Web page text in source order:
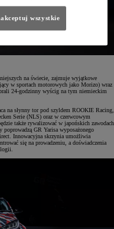
na świecie, zajmuje wyjątkowe
w sportach motorowych jako Morizo) wraz
24-godzinny wyścig na tym niemieckim
na słynny tor pod szyldem ROOKIE Racing,
Serie (NLS) oraz w czerwcowym
także rywalizować w japońskich zawodach
GR Yarisa wyposażonego
Innowacyjna skrzynia umożliwia
się na prowadzeniu, a doświadczenia
wszystkie